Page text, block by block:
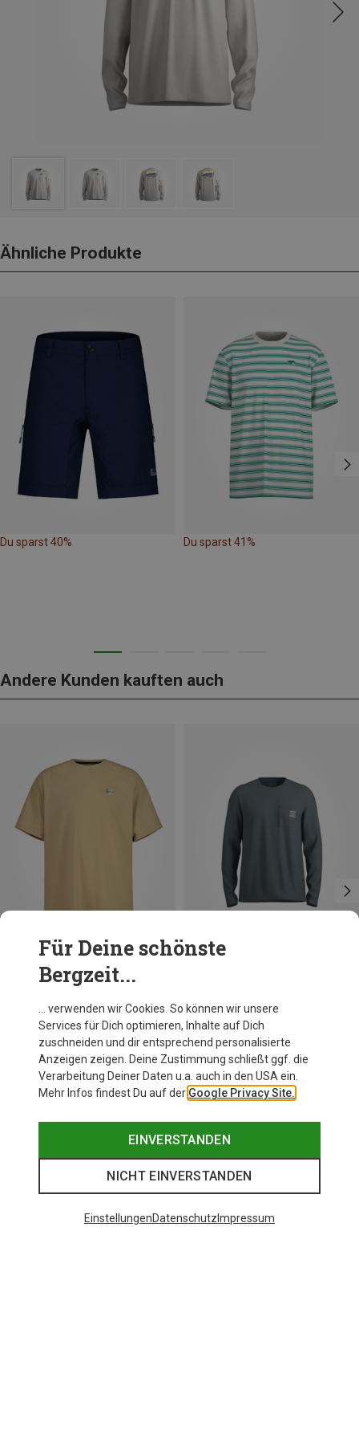
Ähnliche Produkte
Du sparst 40% Du sparst 41%
Andere Kunden kauften auch
Du sparst 13%
Maloja
Herren ArinasM. Longsleeve
67,50 €
Für Deine schönste
Bergzeit...
… verwenden wir Cookies. So können wir unsere
Services für Dich optimieren, Inhalte auf Dich
zuschneiden und dir entsprechend personalisierte
Anzeigen zeigen. Deine Zustimmung schließt ggf. die
Verarbeitung Deiner Daten u.a. auch in den USA ein.
Mehr Infos findest Du auf der Google Privacy Site.
EINVERSTANDEN
NICHT EINVERSTANDEN
EinstellungenDatenschutz Impressum